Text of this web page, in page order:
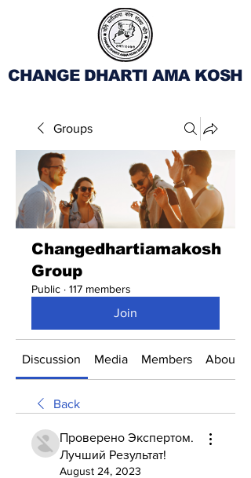
CHANGE DHARTI AMA KOSH
Groups
Changedhartiamakosh
Group
Public · 117 members
Join
Discussion Media Members About
Back
Проверено Экспертом.
Лучший Результат!
August 24, 2023